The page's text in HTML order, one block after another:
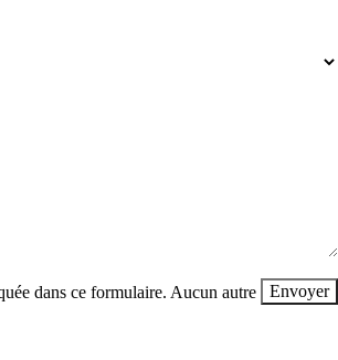
dans ce formulaire. Aucun autre
Envoyer